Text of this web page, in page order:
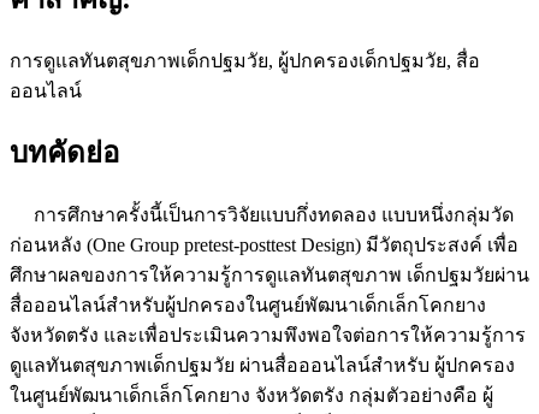
การดูแลทันตสุขภาพเด็กปฐมวัย, ผู้ปกครองเด็กปฐมวัย, สื่อ
ออนไลน์
บทคัดย่อ
การศึกษาครั้งนี้เป็นการวิจัยแบบกึ่งทดลอง แบบหนึ่งกลุ่มวัด
ก่อนหลัง (One Group pretest-posttest Design) มีวัตถุประสงค์ เพื่อ
ศึกษาผลของการให้ความรู้การดูแลทันตสุขภาพ เด็กปฐมวัยผ่าน
สื่อออนไลน์สำหรับผู้ปกครองในศูนย์พัฒนาเด็กเล็กโคกยาง
จังหวัดตรัง และเพื่อประเมินความพึงพอใจต่อการให้ความรู้การ
ดูแลทันตสุขภาพเด็กปฐมวัย ผ่านสื่อออนไลน์สำหรับ ผู้ปกครอง
ในศูนย์พัฒนาเด็กเล็กโคกยาง จังหวัดตรัง กลุ่มตัวอย่างคือ ผู้